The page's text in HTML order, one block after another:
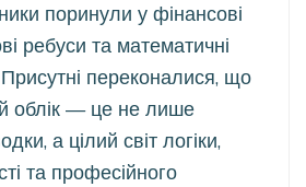
поринули у фінансові
ребуси та математичні
переконалися, що
облік — це не лише
а цілий світ логіки,
та професійного